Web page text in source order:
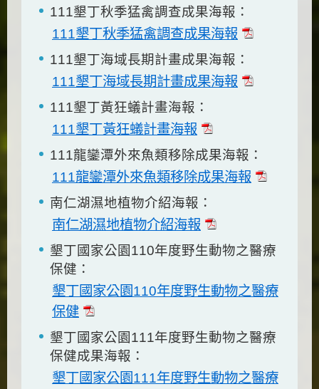
111墾丁秋季猛禽調查成果海報：
111墾丁秋季猛禽調查成果海報
111墾丁海域長期計畫成果海報：
111墾丁海域長期計畫成果海報
111墾丁黃狂蟻計畫海報：
111墾丁黃狂蟻計畫海報
111龍鑾潭外來魚類移除成果海報：
111龍鑾潭外來魚類移除成果海報
南仁湖濕地植物介紹海報：
南仁湖濕地植物介紹海報
墾丁國家公園110年度野生動物之醫療
保健：
墾丁國家公園110年度野生動物之醫療
保健
墾丁國家公園111年度野生動物之醫療
保健成果海報：
墾丁國家公園111年度野生動物之醫療